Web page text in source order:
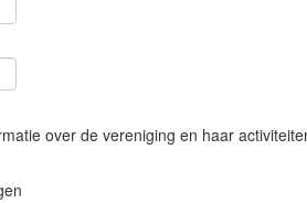
over de vereniging en haar